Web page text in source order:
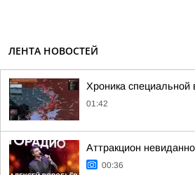
ЛЕНТА НОВОСТЕЙ
Хроника специальной
01:42
Аттракцион
00:36